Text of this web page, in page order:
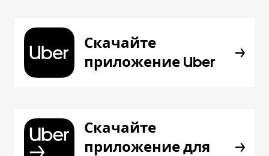
Скачайте
приложение Uber
Скачайте
приложение для